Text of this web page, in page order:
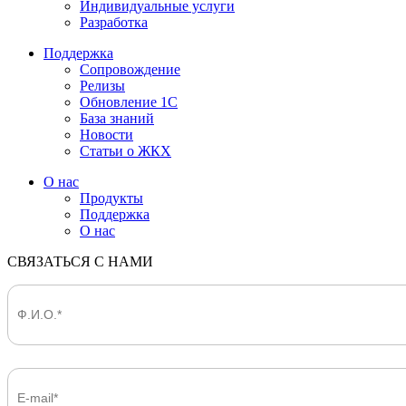
Индивидуальные услуги
Разработка
Поддержка
Сопровождение
Релизы
Обновление 1С
База знаний
Новости
Статьи о ЖКХ
О нас
Продукты
Поддержка
О нас
СВЯЗАТЬСЯ С НАМИ